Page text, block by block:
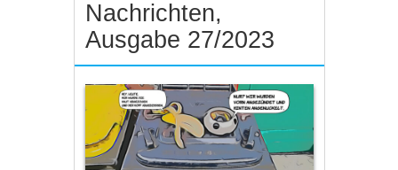
Nachrichten,
Ausgabe 27/2023